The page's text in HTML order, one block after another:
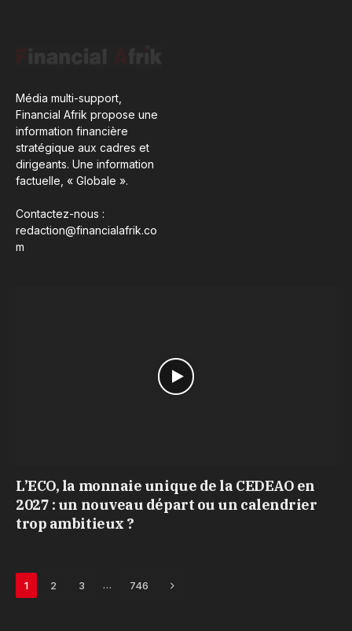
Média multi-support,
Financial Afrik propose une
information financière
stratégique aux cadres et
dirigeants. Une information
factuelle, « Globale ».
Contactez-nous :
redaction@financialafrik.co
m
L’ECO, la monnaie unique de la CEDEAO en
2027 : un nouveau départ ou un calendrier
trop ambitieux ?
1 2 3 … 746 Next